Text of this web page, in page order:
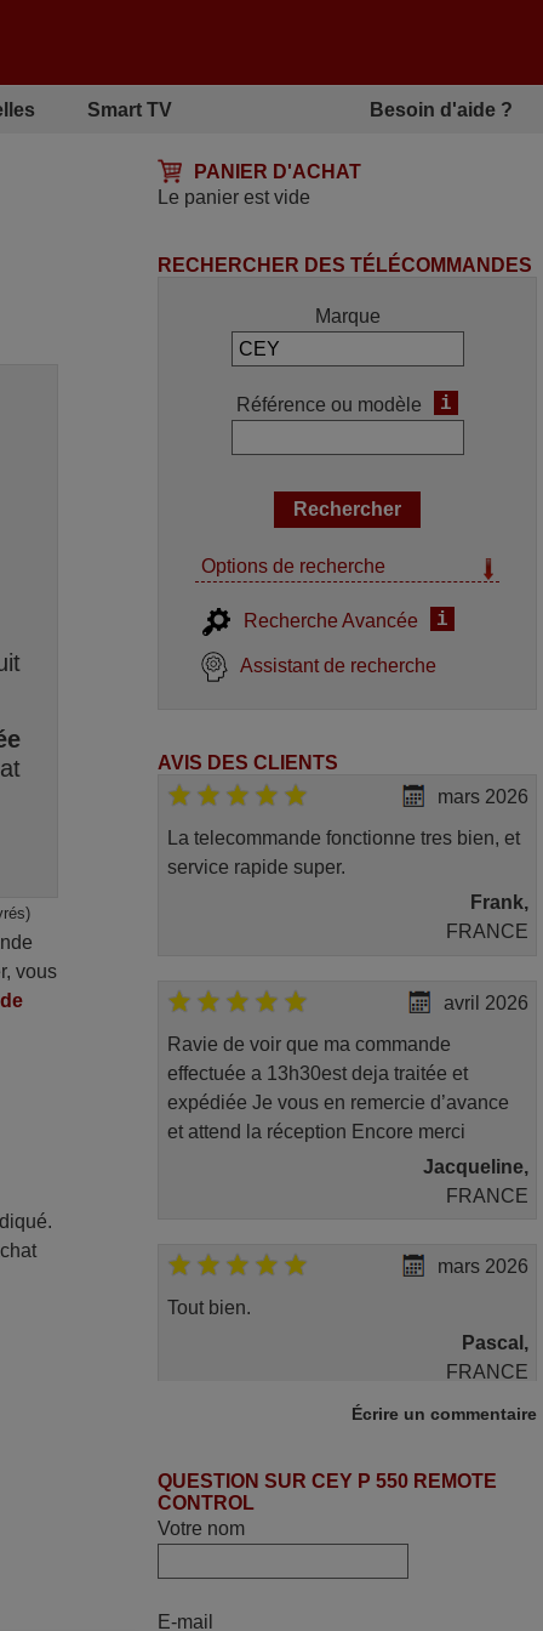
Smart TV Besoin d'aide ?
PANIER D'ACHAT
Le panier est vide
vous
RECHERCHER DES TÉLÉCOMMANDES
Marque
Référence ou modèle i
Options de recherche
Recherche Avancée i
Assistant de recherche
AVIS DES CLIENTS
mars 2026
La telecommande fonctionne tres bien, et
service rapide super.
Frank,
FRANCE
avril 2026
Ravie de voir que ma commande
effectuée a 13h30est deja traitée et
expédiée Je vous en remercie d’avance
et attend la réception Encore merci
Jacqueline,
FRANCE
mars 2026
Tout bien.
Pascal,
FRANCE
Parfait.. je recommande..!
Écrire un commentaire
QUESTION SUR CEY P 550 REMOTE
CONTROL
Votre nom
E-mail